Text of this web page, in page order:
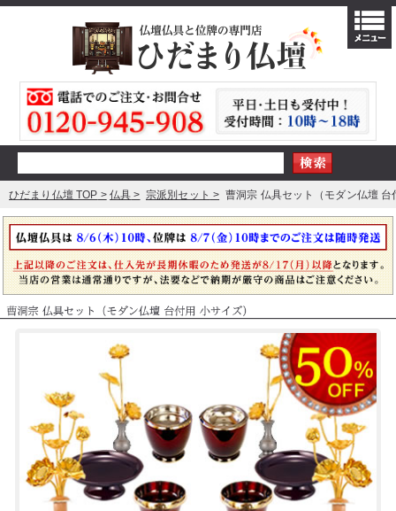
ひだまり仏壇 TOP 仏具 宗派別セット 曹洞宗 仏具セット（モダン仏壇 台